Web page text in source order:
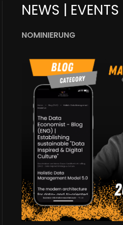
NEWS | EVENTS
NOMINIERUNG